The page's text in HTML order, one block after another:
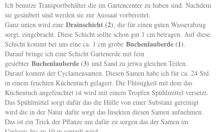
Ich benutze Transportbehälter die im Gartencenter zu haben sind. Nachdem
sie gesäubert sind werden sie zur Aussaat vorbereitet.
Ganz unten wird eine Drainschicht (2), die für einen guten Wasserabzug
sorgt, eingebracht. Diese Schicht sollte schon gut 1 cm betragen. Auf diese
Schicht kommt bei uns eine ca. 1 cm grobe Buchenlauberde (1).
Darauf bringe ich eine Schicht Gartenerde mit fein
gesiebter Buchenlauberde (3) und Sand zu jetwa gleichen Teilen.
Darauf kommt der Cyclamensamen. Diesen Samen habe ich für ca. 24 Std.
in einem feuchten Küchentuch gelagert. Die Flüssigkeit mit dem das
Küchentuch angefeuchtet ist wird mit einem Tropfen Spühlmittel versetzt.
Das Spühlmittel sorgt dafür das die Hülle von einer Substanz gereinigt
wird die in der Natur dafür sorgt das Insekten diesen Samen aufnehmen.
Das ist ein Trick der Pflanze um dafür zu sorgen das der Samen im